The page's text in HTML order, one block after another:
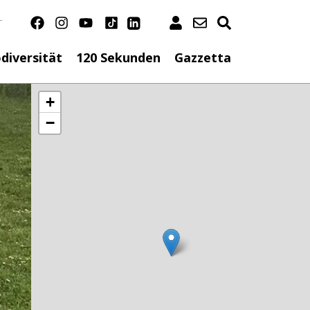
120 Sekunden Gazzetta
+
−